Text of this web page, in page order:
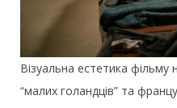
Візуальна естетика
“малих голандців” та